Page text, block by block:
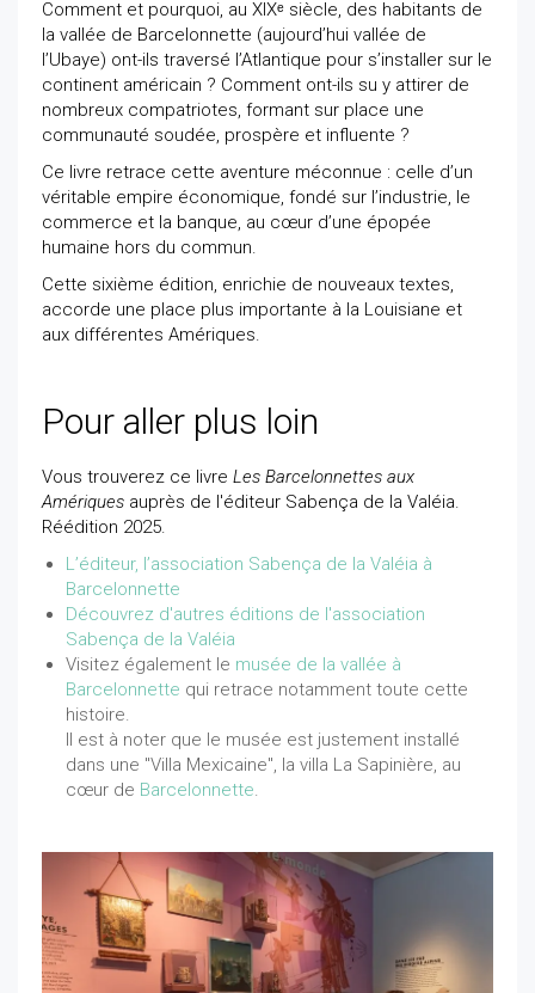
Comment et pourquoi, au XIXᵉ siècle, des habitants de
la vallée de Barcelonnette (aujourd’hui vallée de
l’Ubaye) ont-ils traversé l’Atlantique pour s’installer sur le
continent américain ? Comment ont-ils su y attirer de
nombreux compatriotes, formant sur place une
communauté soudée, prospère et influente ?
Ce livre retrace cette aventure méconnue : celle d’un
véritable empire économique, fondé sur l’industrie, le
commerce et la banque, au cœur d’une épopée
humaine hors du commun.
Cette sixième édition, enrichie de nouveaux textes,
accorde une place plus importante à la Louisiane et
aux différentes Amériques.
Pour aller plus loin
Vous trouverez ce livre Les Barcelonnettes aux
Amériques auprès de l'éditeur Sabença de la Valéia.
Réédition 2025.
L’éditeur, l’association Sabença de la Valéia à
Barcelonnette
Découvrez d'autres éditions de l'association
Sabença de la Valéia
Visitez également le musée de la vallée à
Barcelonnette qui retrace notamment toute cette
histoire.
Il est à noter que le musée est justement installé
dans une "Villa Mexicaine", la villa La Sapinière, au
cœur de Barcelonnette.